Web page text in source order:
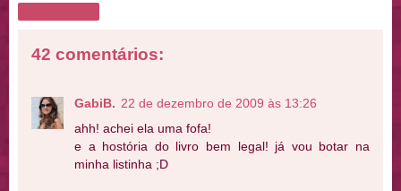
42 comentários:
GabiB. 22 de dezembro de 2009 às 13:26
ahh! achei ela uma fofa!
e a hostória do livro bem legal! já vou botar na
minha listinha ;D